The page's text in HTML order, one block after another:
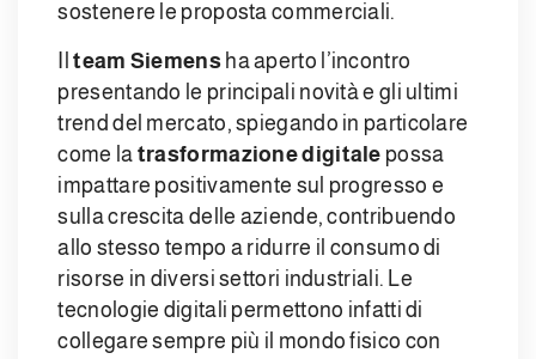
sostenere le proposta commerciali.
Ilteam Siemensha aperto l’incontro
presentando le principali novità e gli ultimi
trend del mercato, spiegando in particolare
come la trasformazione digitale possa
impattare positivamente sul progresso e
sulla crescita delle aziende, contribuendo
allo stesso tempo a ridurre il consumo di
risorse in diversi settori industriali. Le
tecnologie digitali permettono infatti di
collegare sempre più il mondo fisico con